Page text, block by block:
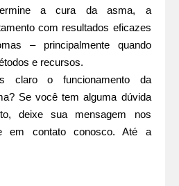
a cura da asma, a
com resultados eficazes
– principalmente quando
e recursos.
claro o funcionamento da
Se você tem alguma dúvida
deixe sua mensagem nos
em contato conosco. Até a